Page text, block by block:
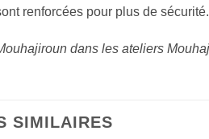
renforcées pour plus de sécurité.
dans les ateliers
SIMILAIRES